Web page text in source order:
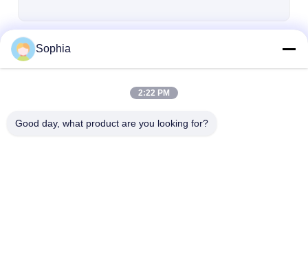
포일 배경막 테이프
Sophia
2:22 PM
Good day, what product are you looking for?